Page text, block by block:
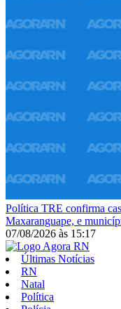
Política TRE confirma
Maxaranguape, e
07/08/2026 às 15:17
Últimas Notícias
RN
Natal
Política